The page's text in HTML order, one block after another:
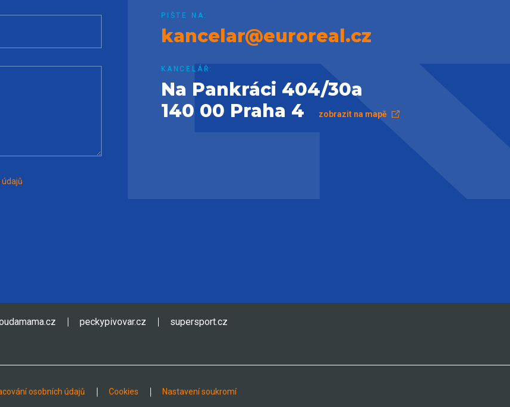
PIŠTE NA:
kancelar@euroreal.cz
KANCELÁŘ:
Na Pankráci 404/30a
140 00 Praha 4
zobrazit na mapě
peckypivovar.cz supersport.cz
osobních údajů Cookies Nastavení soukromí